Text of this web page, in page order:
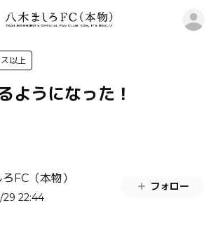
以上
ようになった！
FC（本物）
22:44
フォロー